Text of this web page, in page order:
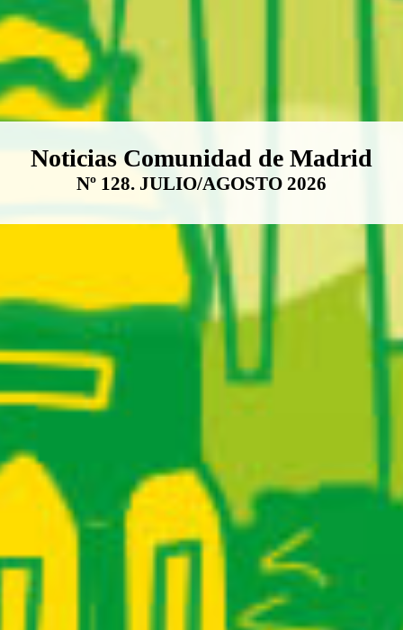
Boletín Noticias Comunidad de
Noticias Comunidad de Madrid
Nº 128. JULIO/AGOSTO 2026